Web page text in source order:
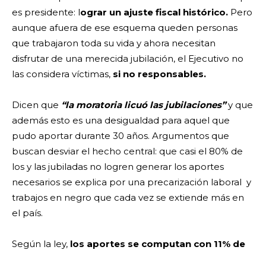
es presidente: lograr un ajuste fiscal histórico. Pero
aunque afuera de ese esquema queden personas
que trabajaron toda su vida y ahora necesitan
disfrutar de una merecida jubilación, el Ejecutivo no
las considera víctimas, si no responsables.
Dicen que “la moratoria licuó las jubilaciones”y que
además esto es una desigualdad para aquel que
pudo aportar durante 30 años. Argumentos que
buscan desviar el hecho central: que casi el 80% de
los y las jubiladas no logren generar los aportes
necesarios se explica por una precarización laboral y
trabajos en negro que cada vez se extiende más en
el país.
Según la ley, los aportes se computan con 11% de